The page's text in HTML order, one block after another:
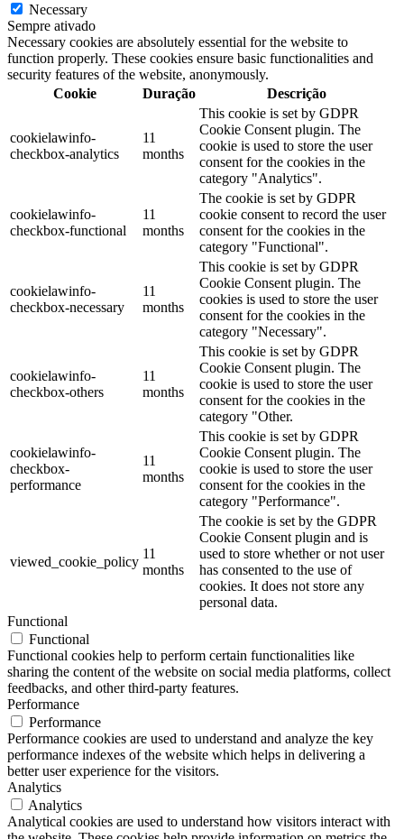
Necessary
Sempre ativado
Necessary cookies are absolutely essential for the website to
function properly. These cookies ensure basic functionalities and
security features of the website, anonymously.
Cookie
Duração Descrição
cookielawinfo-
checkbox-analytics
11
months
This cookie is set by GDPR
Cookie Consent plugin. The
cookie is used to store the user
consent for the cookies in the
category "Analytics".
cookielawinfo-
checkbox-functional
11
months
The cookie is set by GDPR
cookie consent to record the user
consent for the cookies in the
category "Functional".
cookielawinfo-
checkbox-necessary
11
months
This cookie is set by GDPR
Cookie Consent plugin. The
cookies is used to store the user
consent for the cookies in the
category "Necessary".
cookielawinfo-
checkbox-others
11
months
This cookie is set by GDPR
Cookie Consent plugin. The
cookie is used to store the user
consent for the cookies in the
category "Other.
cookielawinfo-
checkbox-
performance
11
months
This cookie is set by GDPR
Cookie Consent plugin. The
cookie is used to store the user
consent for the cookies in the
category "Performance".
viewed_cookie_policy
11
months
The cookie is set by the GDPR
Cookie Consent plugin and is
used to store whether or not user
has consented to the use of
cookies. It does not store any
personal data.
Functional
Functional
Functional cookies help to perform certain functionalities like
sharing the content of the website on social media platforms, collect
feedbacks, and other third-party features.
Performance
Performance
Performance cookies are used to understand and analyze the key
performance indexes of the website which helps in delivering a
better user experience for the visitors.
Analytics
Analytics
Analytical cookies are used to understand how visitors interact with